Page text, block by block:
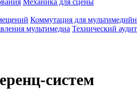
Механика для сцены
Коммутация для
мультимедиа Технический
систем